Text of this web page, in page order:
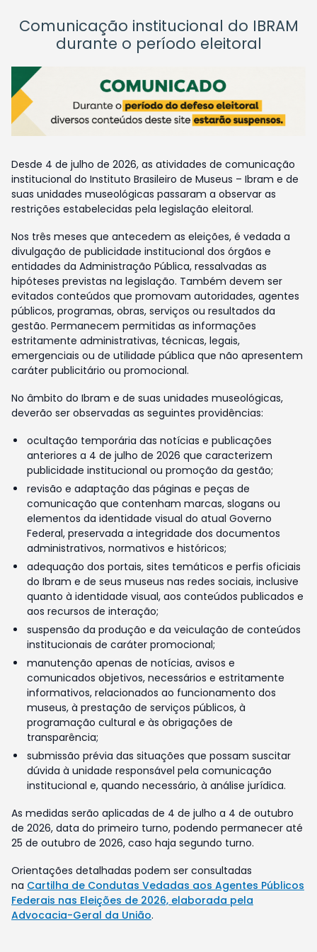
Comunicação institucional do IBRAM
durante o período eleitoral
Desde 4 de julho de 2026, as atividades de comunicação
institucional do Instituto Brasileiro de Museus – Ibram e de
suas unidades museológicas passaram a observar as
restrições estabelecidas pela legislação eleitoral.
Nos três meses que antecedem as eleições, é vedada a
divulgação de publicidade institucional dos órgãos e
entidades da Administração Pública, ressalvadas as
hipóteses previstas na legislação. Também devem ser
evitados conteúdos que promovam autoridades, agentes
públicos, programas, obras, serviços ou resultados da
gestão. Permanecem permitidas as informações
estritamente administrativas, técnicas, legais,
emergenciais ou de utilidade pública que não apresentem
caráter publicitário ou promocional.
No âmbito do Ibram e de suas unidades museológicas,
deverão ser observadas as seguintes providências:
ocultação temporária das notícias e publicações
anteriores a 4 de julho de 2026 que caracterizem
publicidade institucional ou promoção da gestão;
revisão e adaptação das páginas e peças de
comunicação que contenham marcas, slogans ou
elementos da identidade visual do atual Governo
Federal, preservada a integridade dos documentos
administrativos, normativos e históricos;
adequação dos portais, sites temáticos e perfis oficiais
do Ibram e de seus museus nas redes sociais, inclusive
quanto à identidade visual, aos conteúdos publicados e
aos recursos de interação;
suspensão da produção e da veiculação de conteúdos
institucionais de caráter promocional;
manutenção apenas de notícias, avisos e
comunicados objetivos, necessários e estritamente
informativos, relacionados ao funcionamento dos
museus, à prestação de serviços públicos, à
programação cultural e às obrigações de
transparência;
submissão prévia das situações que possam suscitar
dúvida à unidade responsável pela comunicação
institucional e, quando necessário, à análise jurídica.
As medidas serão aplicadas de 4 de julho a 4 de outubro
de 2026, data do primeiro turno, podendo permanecer até
25 de outubro de 2026, caso haja segundo turno.
Orientações detalhadas podem ser consultadas
na Cartilha de Condutas Vedadas aos Agentes Públicos
Federais nas Eleições de 2026, elaborada pela
Advocacia-Geral da União.